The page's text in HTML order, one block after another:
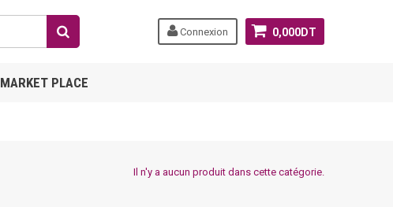
0,000DT
Connexion
MARKET PLACE
Il n'y a aucun produit dans cette catégorie.